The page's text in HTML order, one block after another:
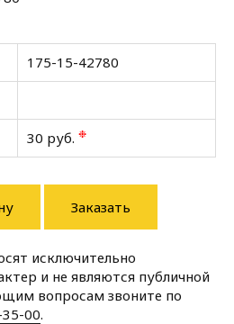
175-15-42780
30 руб. ❉
Заказать
исключительно
и не являются публичной
вопросам звоните по
00.